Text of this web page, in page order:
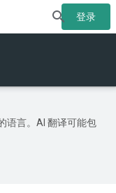
登录
语言。AI 翻译可能包